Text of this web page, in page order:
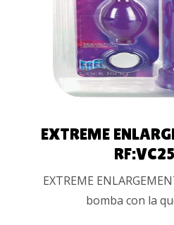
EXTREME
EXTREME
bomba con la